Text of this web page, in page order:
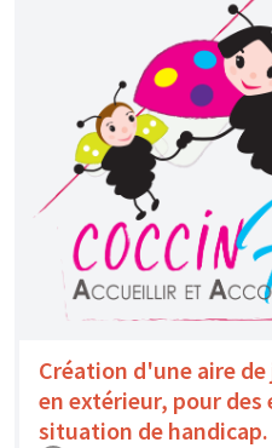
Création d'une aire
en extérieur, pour des
situation de handicap.